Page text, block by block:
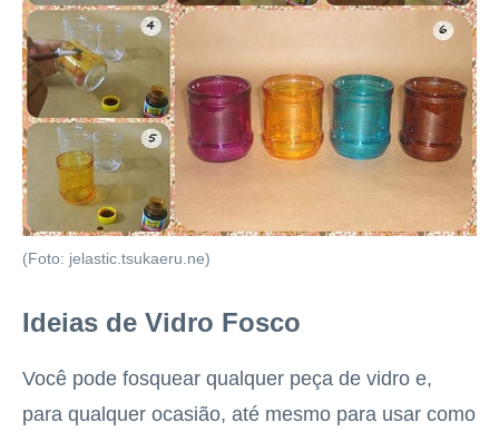
(Foto: jelastic.tsukaeru.ne)
Ideias de Vidro Fosco
Você pode fosquear qualquer peça de vidro e,
para qualquer ocasião, até mesmo para usar como